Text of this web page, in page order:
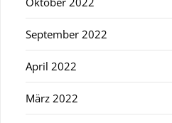
September 2022
April 2022
März 2022